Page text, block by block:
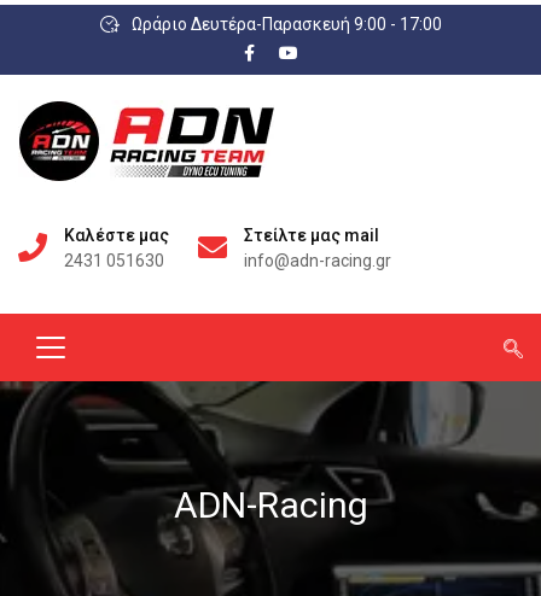
Ωράριο Δευτέρα-Παρασκευή 9:00 - 17:00
Καλέστε μας
2431 051630
Στείλτε μας mail
info@adn-racing.gr
ADN-Racing